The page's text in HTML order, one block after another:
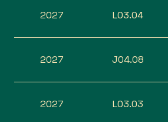
2027 L03.04
2027 J04.08
2027 L03.03